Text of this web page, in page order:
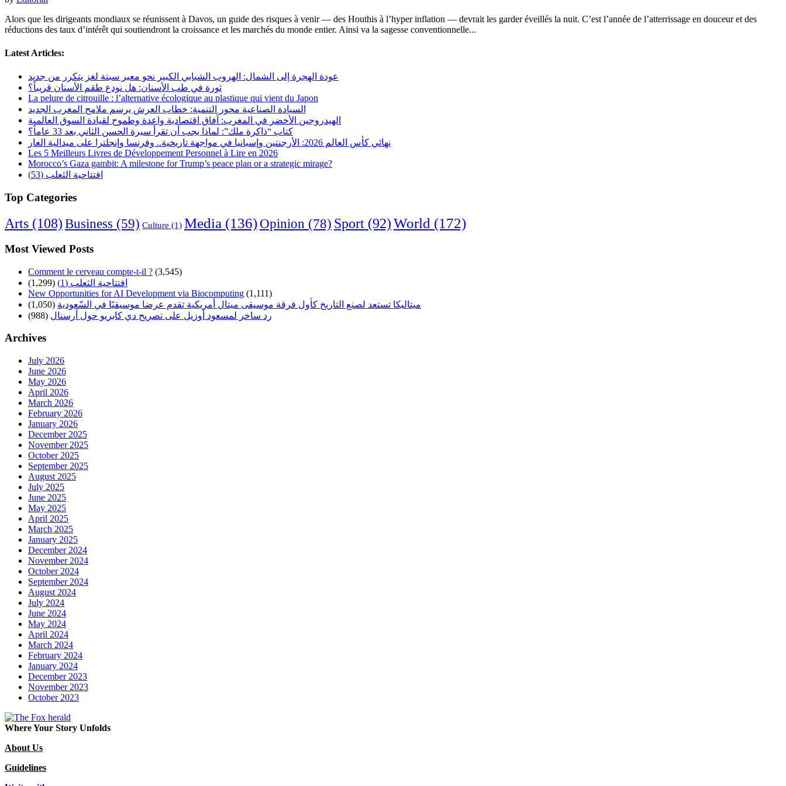
Alors que les dirigeants mondiaux se réunissent à Davos, un guide des risques à venir — des Houthis à l’hyper inflation — devrait les garder éveillés la nuit. C’est l’année de l’atterrissage en douceur et des
réductions des taux d’intérêt qui soutiendront la croissance et les marchés du monde entier. Ainsi va la sagesse conventionnelle...
Latest Articles:
عودة الهجرة إلى الشمال: الهروب الشبابي الكبير نحو معبر سبتة لغز يتكرر من جديد
ثورة في طب الأسنان: هل نودع طقم الأسنان قريباً؟
La pelure de citrouille : l’alternative écologique au plastique qui vient du Japon
السيادة الصناعية محور التنمية: خطاب العرش يرسم ملامح المغرب الجديد
الهيدروجين الأخضر في المغرب: آفاق اقتصادية واعدة وطموح لقيادة السوق العالمية
كتاب “ذاكرة ملك”: لماذا يجب أن تقرأ سيرة الحسن الثاني بعد 33 عاماً؟
نهائي كأس العالم 2026: الأرجنتين وإسبانيا في مواجهة تاريخية.. وفرنسا وإنجلترا على ميدالية العار
Les 5 Meilleurs Livres de Développement Personnel à Lire en 2026
Morocco’s Gaza gambit: A milestone for Trump’s peace plan or a strategic mirage?
افتتاحية الثعلب (53)
Top Categories
Arts (108) Business (59) Culture (1) Media (136)Opinion (78) Sport (92)World (172)
Most Viewed Posts
Comment le cerveau compte-t-il ? (3,545)
افتتاحية الثعلب (1)
(1,299)
New Opportunities for AI Development via Biocomputing (1,111)
ميتاليكا تستعد لصنع التاريخ كأول فرقة موسيقى ميتال أمريكية تقدم عرضا موسيقيًا في السّعودية (1,050)
رد ساخر لمسعود أوزيل على تصريح دي كابريو حول أرسنال (988)
Archives
July 2026
June 2026
May 2026
April 2026
March 2026
February 2026
January 2026
December 2025
November 2025
October 2025
September 2025
August 2025
July 2025
June 2025
May 2025
April 2025
March 2025
January 2025
December 2024
November 2024
October 2024
September 2024
August 2024
July 2024
June 2024
May 2024
April 2024
March 2024
February 2024
January 2024
December 2023
November 2023
October 2023
Where Your Story Unfolds
About Us
Guidelines